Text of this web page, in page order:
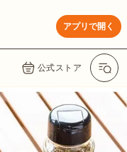
アプリで開く
公式ストア